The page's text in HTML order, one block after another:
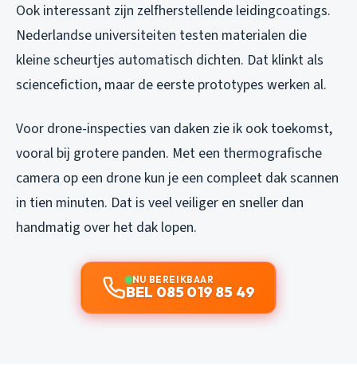
Ook interessant zijn zelfherstellende leidingcoatings.
Nederlandse universiteiten testen materialen die
kleine scheurtjes automatisch dichten. Dat klinkt als
sciencefiction, maar de eerste prototypes werken al.
Voor drone-inspecties van daken zie ik ook toekomst,
vooral bij grotere panden. Met een thermografische
camera op een drone kun je een compleet dak scannen
in tien minuten. Dat is veel veiliger en sneller dan
handmatig over het dak lopen.
NU BEREIKBAAR
BEL 085 019 85 49